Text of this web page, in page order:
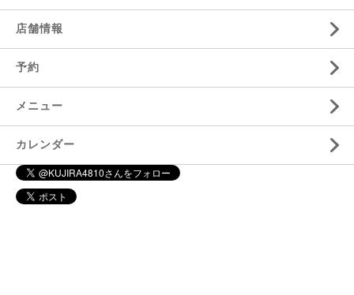
店舗情報
予約
メニュー
カレンダー